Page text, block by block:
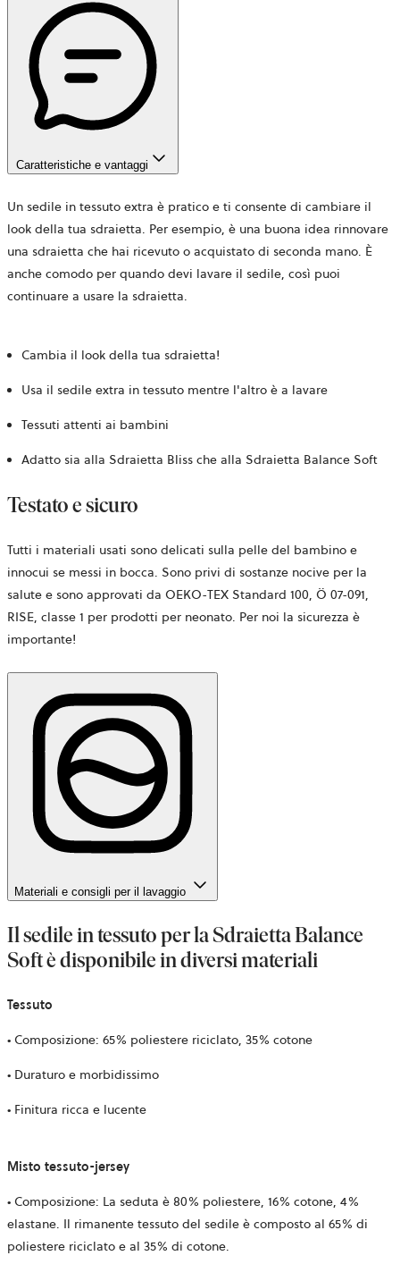
Caratteristiche e vantaggi
Un sedile in tessuto extra è pratico e ti consente di cambiare il
look della tua sdraietta. Per esempio, è una buona idea rinnovare
una sdraietta che hai ricevuto o acquistato di seconda mano. È
anche comodo per quando devi lavare il sedile, così puoi
continuare a usare la sdraietta.
Cambia il look della tua sdraietta!
Usa il sedile extra in tessuto mentre l'altro è a lavare
Tessuti attenti ai bambini
Adatto sia alla Sdraietta Bliss che alla Sdraietta Balance Soft
Testato e sicuro
Tutti i materiali usati sono delicati sulla pelle del bambino e
innocui se messi in bocca. Sono privi di sostanze nocive per la
salute e sono approvati da OEKO-TEX Standard 100, Ö 07-091,
RISE, classe 1 per prodotti per neonato. Per noi la sicurezza è
importante!
Materiali e consigli per il lavaggio
Il sedile in tessuto per la Sdraietta Balance
Soft è disponibile in diversi materiali
Tessuto
• Composizione: 65% poliestere riciclato, 35% cotone
• Duraturo e morbidissimo
• Finitura ricca e lucente
Misto tessuto-jersey
• Composizione: La seduta è 80% poliestere, 16% cotone, 4%
elastane. Il rimanente tessuto del sedile è composto al 65% di
poliestere riciclato e al 35% di cotone.